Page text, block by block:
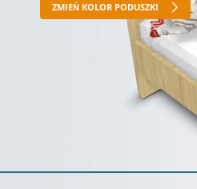
ZMIEŃ KOLOR PODUSZKI